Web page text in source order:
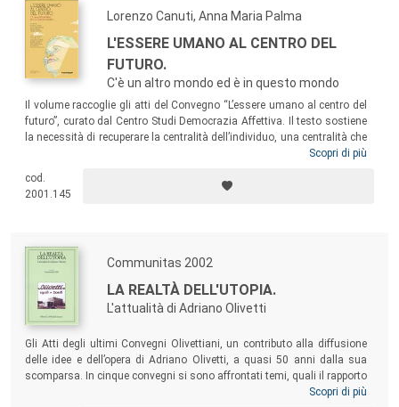
Lorenzo Canuti, Anna Maria Palma
L'ESSERE UMANO AL CENTRO DEL
FUTURO.
C'è un altro mondo ed è in questo mondo
Il volume raccoglie gli atti del Convegno “L’essere umano al centro del
futuro”, curato dal Centro Studi Democrazia Affettiva. Il testo sostiene
la necessità di recuperare la centralità dell’individuo, una centralità che
si costruisce e si consolida attraverso una particolare intelligenza
stimola a cercare nuovi modi per stare in relazione, che ci fa attingere
all’energia della gentilezza e ci fa capire cosa significhi investire con
Scopri di più
cod.
2001.145
Communitas 2002
LA REALTÀ DELL'UTOPIA.
L'attualità di Adriano Olivetti
Gli Atti degli ultimi Convegni Olivettiani, un contributo alla diffusione
delle idee e dell’opera di Adriano Olivetti, a quasi 50 anni dalla sua
scomparsa. In cinque convegni si sono affrontati temi, quali il rapporto
tra Nuova Industrializzazione e Mezzogiorno, le Sfide dell’Innovazione,
Scopri di più